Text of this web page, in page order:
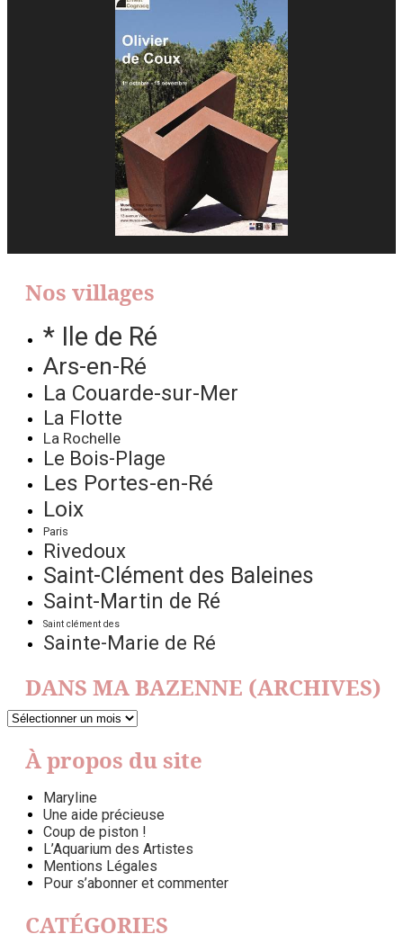
Nos villages
* Ile de Ré
Ars-en-Ré
La Couarde-sur-Mer
La Flotte
La Rochelle
Le Bois-Plage
Les Portes-en-Ré
Loix
Paris
Rivedoux
Saint-Clément des Baleines
Saint-Martin de Ré
Saint clément des
Sainte-Marie de Ré
DANS MA BAZENNE (ARCHIVES)
DANS
BAZENNE
(ARCHIVES)
À propos du site
Maryline
Une aide précieuse
Coup de piston !
L’Aquarium des Artistes
Mentions Légales
Pour s’abonner et commenter
CATÉGORIES